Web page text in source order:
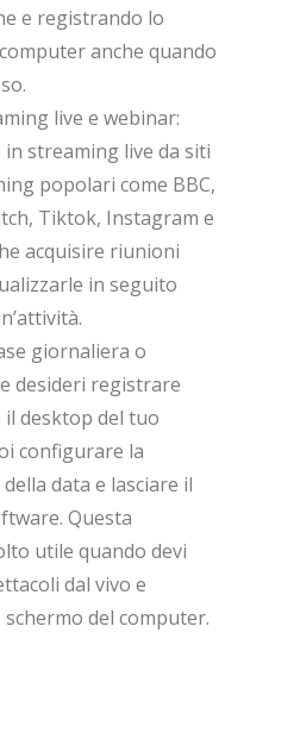
e registrando lo
anche quando
live e webinar:
streaming live da siti
popolari come BBC,
Tiktok, Instagram e
acquisire riunioni
in seguito
giornaliera o
desideri registrare
desktop del tuo
configurare la
data e lasciare il
Questa
utile quando devi
dal vivo e
del computer.